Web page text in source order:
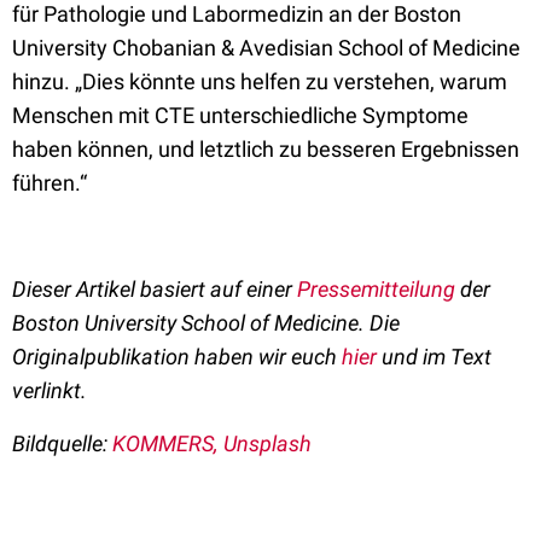
für Pathologie und Labormedizin an der Boston
University Chobanian & Avedisian School of Medicine
hinzu. „Dies könnte uns helfen zu verstehen, warum
Menschen mit CTE unterschiedliche Symptome
haben können, und letztlich zu besseren Ergebnissen
führen.“
Dieser Artikel basiert auf einerPressemitteilungder
Boston University School of Medicine. Die
Originalpublikation haben wir euch hierund im Text
verlinkt.
Bildquelle:KOMMERS, Unsplash